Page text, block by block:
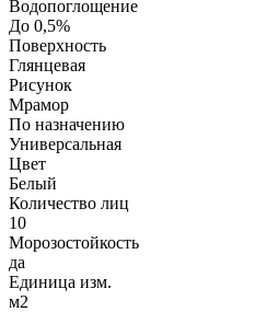
Водопоглощение
До 0,5%
Поверхность
Глянцевая
Рисунок
Мрамор
По назначению
Универсальная
Цвет
Белый
Количество лиц
10
Морозостойкость
да
Единица изм.
м2